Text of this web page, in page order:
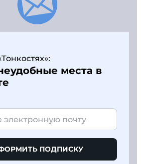
места в
ПОДПИСКУ